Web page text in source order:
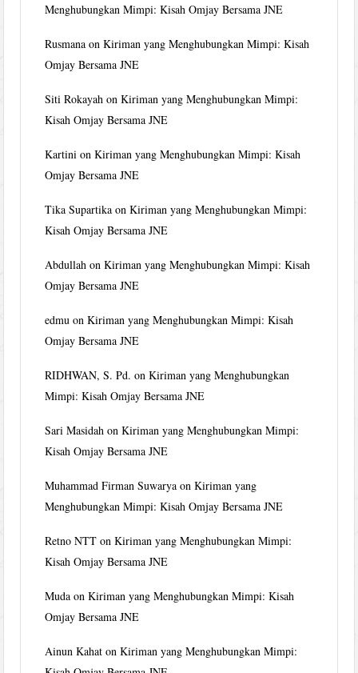
Menghubungkan Mimpi: Kisah Omjay Bersama JNE
Rusmana onKiriman yang Menghubungkan Mimpi: Kisah
Omjay Bersama JNE
Siti Rokayah onKiriman yang Menghubungkan Mimpi:
Kisah Omjay Bersama JNE
Kartini onKiriman yang Menghubungkan Mimpi: Kisah
Omjay Bersama JNE
Tika Supartika onKiriman yang Menghubungkan Mimpi:
Kisah Omjay Bersama JNE
Abdullah onKiriman yang Menghubungkan Mimpi: Kisah
Omjay Bersama JNE
edmu onKiriman yang Menghubungkan Mimpi: Kisah
Omjay Bersama JNE
RIDHWAN, S. Pd. onKiriman yang Menghubungkan
Mimpi: Kisah Omjay Bersama JNE
Sari Masidah onKiriman yang Menghubungkan Mimpi:
Kisah Omjay Bersama JNE
Muhammad Firman Suwarya onKiriman yang
Menghubungkan Mimpi: Kisah Omjay Bersama JNE
Retno NTT onKiriman yang Menghubungkan Mimpi:
Kisah Omjay Bersama JNE
Muda onKiriman yang Menghubungkan Mimpi: Kisah
Omjay Bersama JNE
Ainun Kahat onKiriman yang Menghubungkan Mimpi: